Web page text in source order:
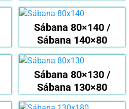
Sábana 80×140 /
Sábana 140×80
Sábana 80×130 /
Sábana 130×80